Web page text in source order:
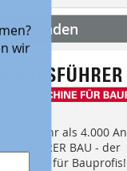
wir
finden
Sie mehr als 4.000
BAU - der
für Bauprofis!